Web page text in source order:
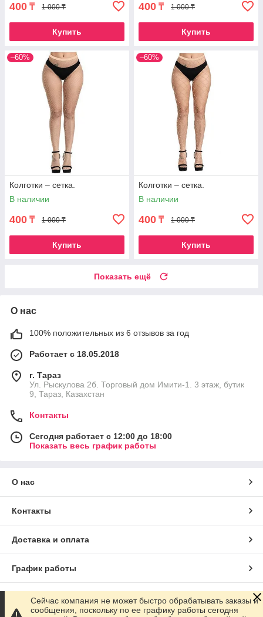
400 ₸ 1 000 ₸
Купить
400 ₸ 1 000 ₸
Купить
–60%
Колготки – сетка.
В наличии
400 ₸ 1 000 ₸
Купить
–60%
Колготки – сетка.
В наличии
400 ₸ 1 000 ₸
Купить
Показать ещё
О нас
100% положительных из 6 отзывов за год
Работает с 18.05.2018
г. Тараз
Ул. Рыскулова 2б. Торговый дом Имити-1. 3 этаж, бутик
9, Тараз, Казахстан
Контакты
Сегодня работает с 12:00 до 18:00
Показать весь график работы
О нас
Контакты
Доставка и оплата
График работы
Полная версия сайта
Сейчас компания не может быстро обрабатывать заказы и
сообщения, поскольку по ее графику работы сегодня